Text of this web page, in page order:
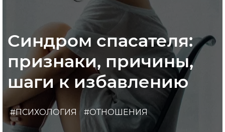
Синдром спасателя:
признаки, причины,
шаги к избавлению
#ПСИХОЛОГИЯ #ОТНОШЕНИЯ